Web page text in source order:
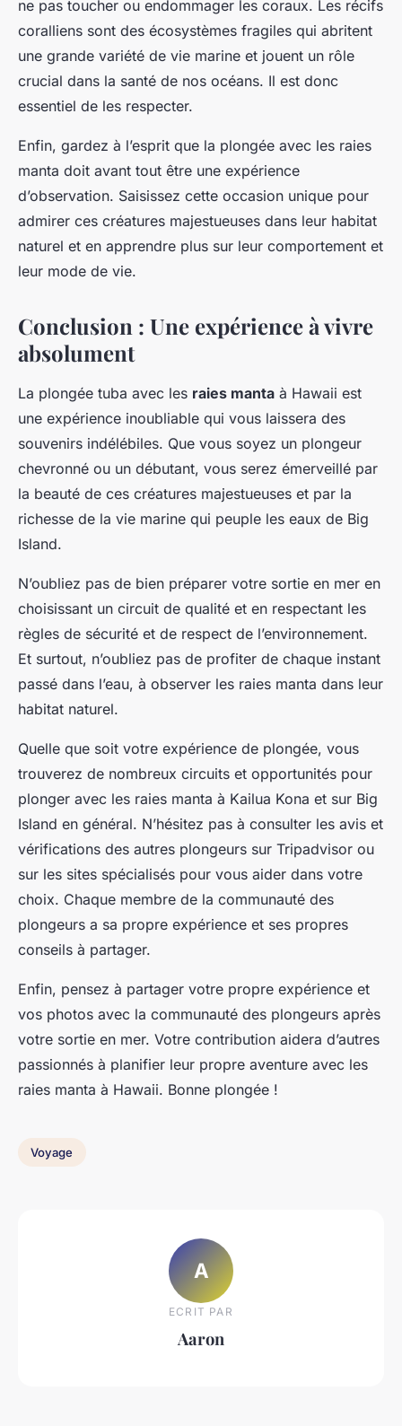
ne pas toucher ou endommager les coraux. Les récifs
coralliens sont des écosystèmes fragiles qui abritent
une grande variété de vie marine et jouent un rôle
crucial dans la santé de nos océans. Il est donc
essentiel de les respecter.
Enfin, gardez à l’esprit que la plongée avec les raies
manta doit avant tout être une expérience
d’observation. Saisissez cette occasion unique pour
admirer ces créatures majestueuses dans leur habitat
naturel et en apprendre plus sur leur comportement et
leur mode de vie.
Conclusion : Une expérience à vivre
absolument
La plongée tuba avec les raies manta à Hawaii est
une expérience inoubliable qui vous laissera des
souvenirs indélébiles. Que vous soyez un plongeur
chevronné ou un débutant, vous serez émerveillé par
la beauté de ces créatures majestueuses et par la
richesse de la vie marine qui peuple les eaux de Big
Island.
N’oubliez pas de bien préparer votre sortie en mer en
choisissant un circuit de qualité et en respectant les
règles de sécurité et de respect de l’environnement.
Et surtout, n’oubliez pas de profiter de chaque instant
passé dans l’eau, à observer les raies manta dans leur
habitat naturel.
Quelle que soit votre expérience de plongée, vous
trouverez de nombreux circuits et opportunités pour
plonger avec les raies manta à Kailua Kona et sur Big
Island en général. N’hésitez pas à consulter les avis et
vérifications des autres plongeurs sur Tripadvisor ou
sur les sites spécialisés pour vous aider dans votre
choix. Chaque membre de la communauté des
plongeurs a sa propre expérience et ses propres
conseils à partager.
Enfin, pensez à partager votre propre expérience et
vos photos avec la communauté des plongeurs après
votre sortie en mer. Votre contribution aidera d’autres
passionnés à planifier leur propre aventure avec les
raies manta à Hawaii. Bonne plongée !
Voyage
A
ECRIT PAR
Aaron